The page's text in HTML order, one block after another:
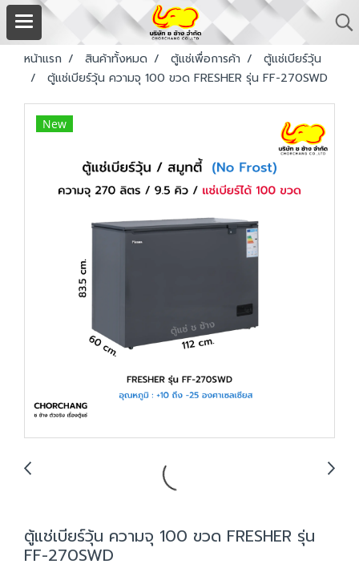
หน้าแรก สินค้าทั้งหมด ตู้แช่เพื่อการค้า
ตู้แช่เบียร์วุ้น
ตู้แช่เบียร์วุ้น ความจุ 100 ขวด FRESHER รุ่น FF-270SWD
New
ตู้แช่เบียร์วุ้น ความจุ 100 ขวด FRESHER รุ่น
FF-270SWD